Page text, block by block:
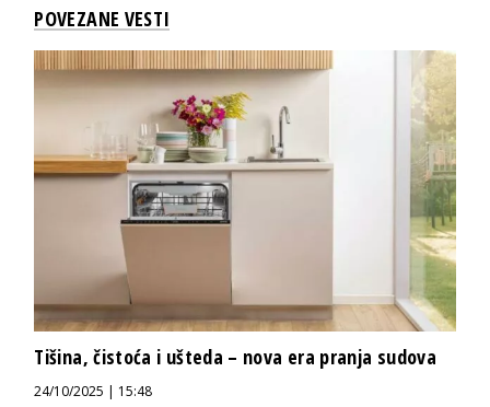
POVEZANE VESTI
Tišina, čistoća i ušteda – nova era pranja sudova
24/10/2025 | 15:48